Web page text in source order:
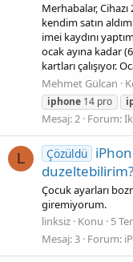
Merhabalar,
kendim satın
imei kaydını
ocak ayına kadar
kartları çalışıyor.
Mehmet Gülcan
iphone 14 pro
Mesaj: 2 Forum:
L Çözüldü
duzeltebilirim?
Çocuk ayarları
giremiyorum.
linksiz Konu 5
Mesaj: 3 Forum: